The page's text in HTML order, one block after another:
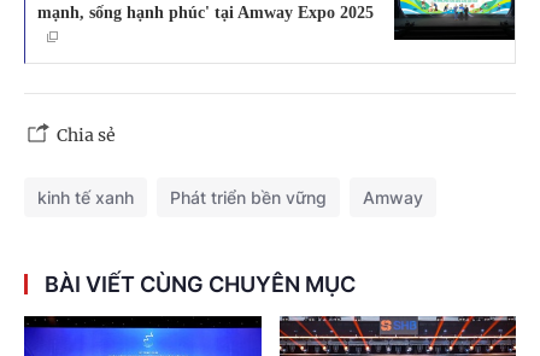
mạnh, sống hạnh phúc' tại Amway Expo 2025
Chia sẻ
kinh tế xanh Phát triển bền vững Amway
BÀI VIẾT CÙNG CHUYÊN MỤC